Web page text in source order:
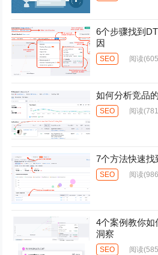
6个步骤找到
因
SEO 阅读
如何分析竞品
SEO 阅读
7个方法快速找
SEO 阅读
4个案例教你如
洞察
SEO 阅读